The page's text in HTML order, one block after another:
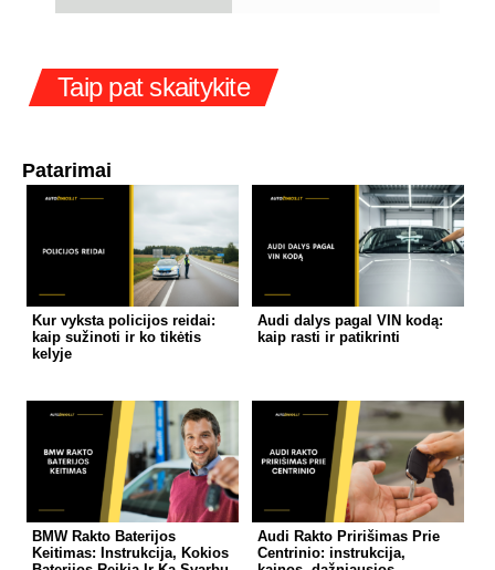
Taip pat skaitykite
Patarimai
Kur vyksta policijos reidai:
kaip sužinoti ir ko tikėtis
kelyje
Audi dalys pagal VIN kodą:
kaip rasti ir patikrinti
BMW Rakto Baterijos
Keitimas: Instrukcija, Kokios
Audi Rakto Pririšimas Prie
Centrinio: instrukcija,